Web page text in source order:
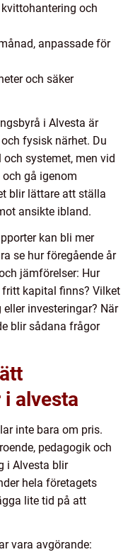
och
anpassade för
och säker
i Alvesta är
fysisk närhet. Du
systemet, men vid
gå igenom
blir lättare att ställa
ansikte ibland.
kan bli mer
se hur föregående år
jämförelser: Hur
kapital finns? Vilket
investeringar? När
blir sådana frågor
alvesta
inte bara om pris.
pedagogik och
i Alvesta blir
hela företagets
lite tid på att
vara avgörande: